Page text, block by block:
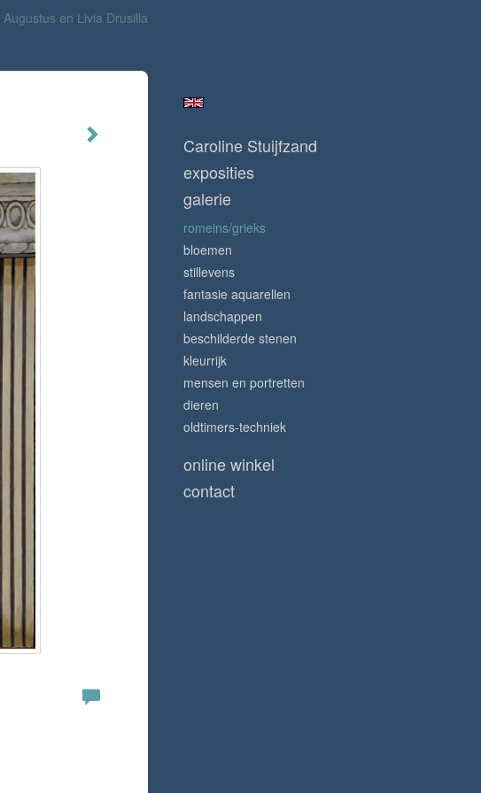
Augustus en Livia Drusilla
Caroline Stuijfzand
exposities
galerie
romeins/grieks
bloemen
stillevens
fantasie aquarellen
landschappen
beschilderde stenen
kleurrijk
mensen en portretten
dieren
oldtimers-techniek
online winkel
contact